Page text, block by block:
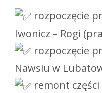
rozpoczęcie
Iwonicz – Rogi
rozpoczęcie
Nawsiu w
remont